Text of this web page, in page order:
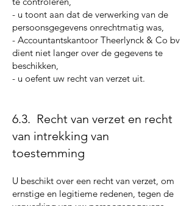
- u toont aan dat de verwerking van de
persoonsgegevens onrechtmatig was,
- Accountantskantoor Theerlynck & Co bv
dient niet langer over de gegevens te
beschikken,
- u oefent uw recht van verzet uit.
6.3. Recht van verzet en recht
van intrekking van
toestemming
U beschikt over een recht van verzet, om
ernstige en legitieme redenen, tegen de